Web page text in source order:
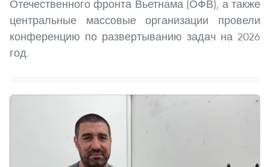
Отечественного фронта Вьетнама (ОФВ), а также
центральные массовые организации провели
конференцию по развертыванию задач на 2026
год.